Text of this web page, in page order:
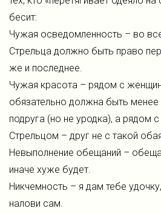
бесит:
Чужая осведомленность – во
Стрельца должно быть право
же и последнее.
Чужая красота – рядом с
обязательно должна быть менее
подруга (но не уродка), а рядом
Стрельцом – друг не с такой
Невыполнение обещаний –
иначе хуже будет.
Никчемность – я дам тебе
налови сам.